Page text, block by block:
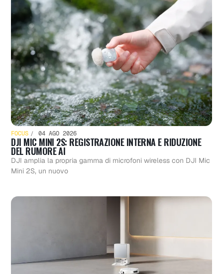
FOCUS 04 AGO 2026
DJI MIC MINI 2S: REGISTRAZIONE INTERNA E RIDUZIONE
DEL RUMORE AI
DJI amplia la propria gamma di microfoni wireless con DJI Mic
Mini 2S, un nuovo